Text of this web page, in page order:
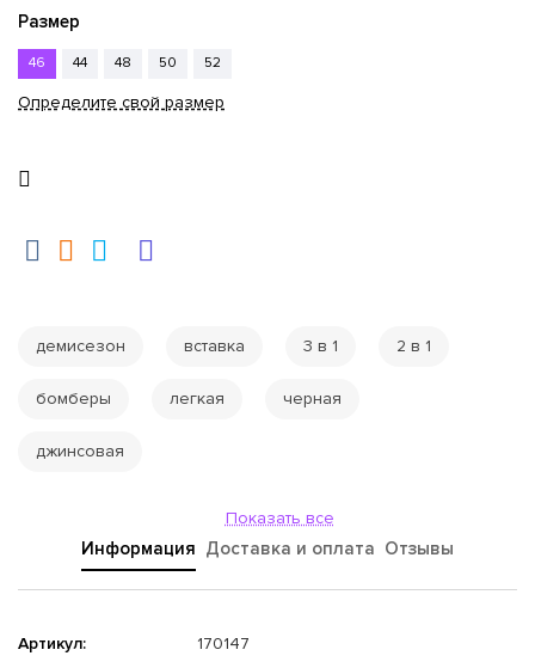
Размер
46 44 48 50 52
Определите свой размер
демисезон вставка 3 в 1 2 в 1
бомберы легкая черная
джинсовая
Показать все
Информация Доставка и оплата Отзывы
Артикул: 170147